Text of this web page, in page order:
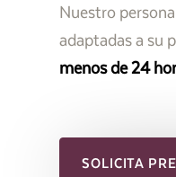
Nuestro
adaptadas a su
menos de 24
SOLICITA